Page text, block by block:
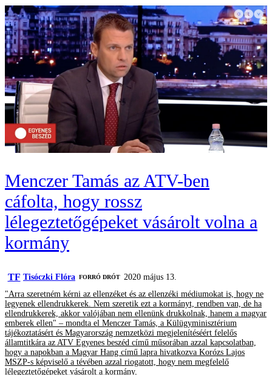
Menczer Tamás az ATV-ben
cáfolta, hogy rossz
lélegeztetőgépeket vásárolt volna a
kormány
TF Tisóczki Flóra FORRÓ DRÓT 2020 május 13.
"Arra szeretném kérni az ellenzéket és az ellenzéki médiumokat is, hogy ne
legyenek ellendrukkerek. Nem szeretik ezt a kormányt, rendben van, de ha
ellendrukkerek, akkor valójában nem ellenünk drukkolnak, hanem a magyar
emberek ellen" – mondta el Menczer Tamás, a Külügyminisztérium
tájékoztatásért és Magyarország nemzetközi megjelenítéséért felelős
államtitkára az ATV Egyenes beszéd című műsorában azzal kapcsolatban,
hogy a napokban a Magyar Hang című lapra hivatkozva Korózs Lajos
MSZP-s képviselő a tévében azzal riogatott, hogy nem megfelelő
lélegeztetőgépeket vásárolt a kormány.